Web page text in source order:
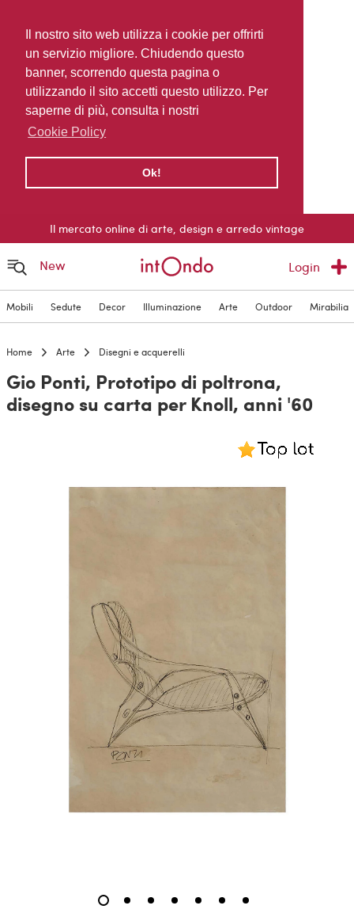
Il nostro sito web utilizza i cookie per offrirti
un servizio migliore. Chiudendo questo
banner, scorrendo questa pagina o
utilizzando il sito accetti questo utilizzo. Per
saperne di più, consulta i nostri
Cookie Policy
Ok!
Il mercato online di arte, design e arredo vintage
New Login
Mobili Sedute Decor Illuminazione Arte Outdoor Mirabilia
Home Arte Disegni e acquerelli
Gio Ponti, Prototipo di poltrona,
disegno su carta per Knoll, anni '60